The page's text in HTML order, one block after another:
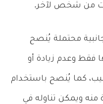
من شخص لآخر.
محتملة يُنصح
فقط وعدم زيادة أو
كما يُنصح باستخدام
منه ويمكن تناوله في